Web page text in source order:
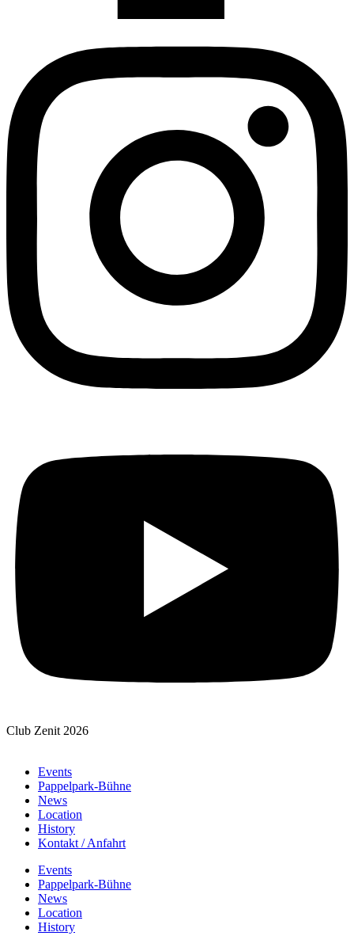
Club Zenit 2026
Events
Pappelpark-Bühne
News
Location
History
Kontakt / Anfahrt
Events
Pappelpark-Bühne
News
Location
History